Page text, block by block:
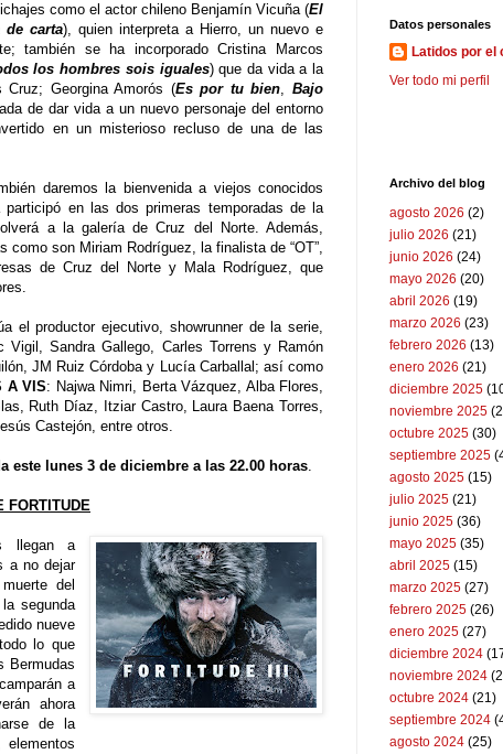
como el actor chileno Benjamín Vicuña (El
de carta), quien interpreta a Hierro, un nuevo e
también se ha incorporado Cristina Marcos
los hombres sois iguales) que da vida a la
Cruz; Georgina Amorós (Es por tu bien,Bajo
de dar vida a un nuevo personaje del entorno
en un misterioso recluso de una de las
daremos la bienvenida a viejos conocidos
en las dos primeras temporadas de la
a la galería de Cruz del Norte. Además,
son Miriam Rodríguez, la finalista de “OT”,
de Cruz del Norte y Mala Rodríguez, que
el productor ejecutivo, showrunner de la serie,
Vigil, Sandra Gallego, Carles Torrens y Ramón
JM Ruiz Córdoba y Lucía Carballal; así como
A VIS: Najwa Nimri, Berta Vázquez, Alba Flores,
Ruth Díaz, Itziar Castro, Laura Baena Torres,
Castejón, entre otros.
este lunes 3 de diciembre a las 22.00 horas.
FORTITUDE
llegan a
a no dejar
del
segunda
nueve
lo que
Bermudas
a
ahora
de la
Datos personales
Latidos por el
Ver todo mi perfil
Archivo del blog
agosto 2026 (2)
julio 2026 (21)
junio 2026 (24)
mayo 2026 (20)
abril 2026 (19)
marzo 2026 (23)
febrero 2026 (13)
enero 2026 (21)
diciembre 2025
noviembre 2025
octubre 2025 (30)
septiembre 2025
agosto 2025 (15)
julio 2025 (21)
junio 2025 (36)
mayo 2025 (35)
abril 2025 (15)
marzo 2025 (27)
febrero 2025 (26)
enero 2025 (27)
diciembre 2024
noviembre 2024
octubre 2024 (21)
septiembre 2024
agosto 2024 (25)